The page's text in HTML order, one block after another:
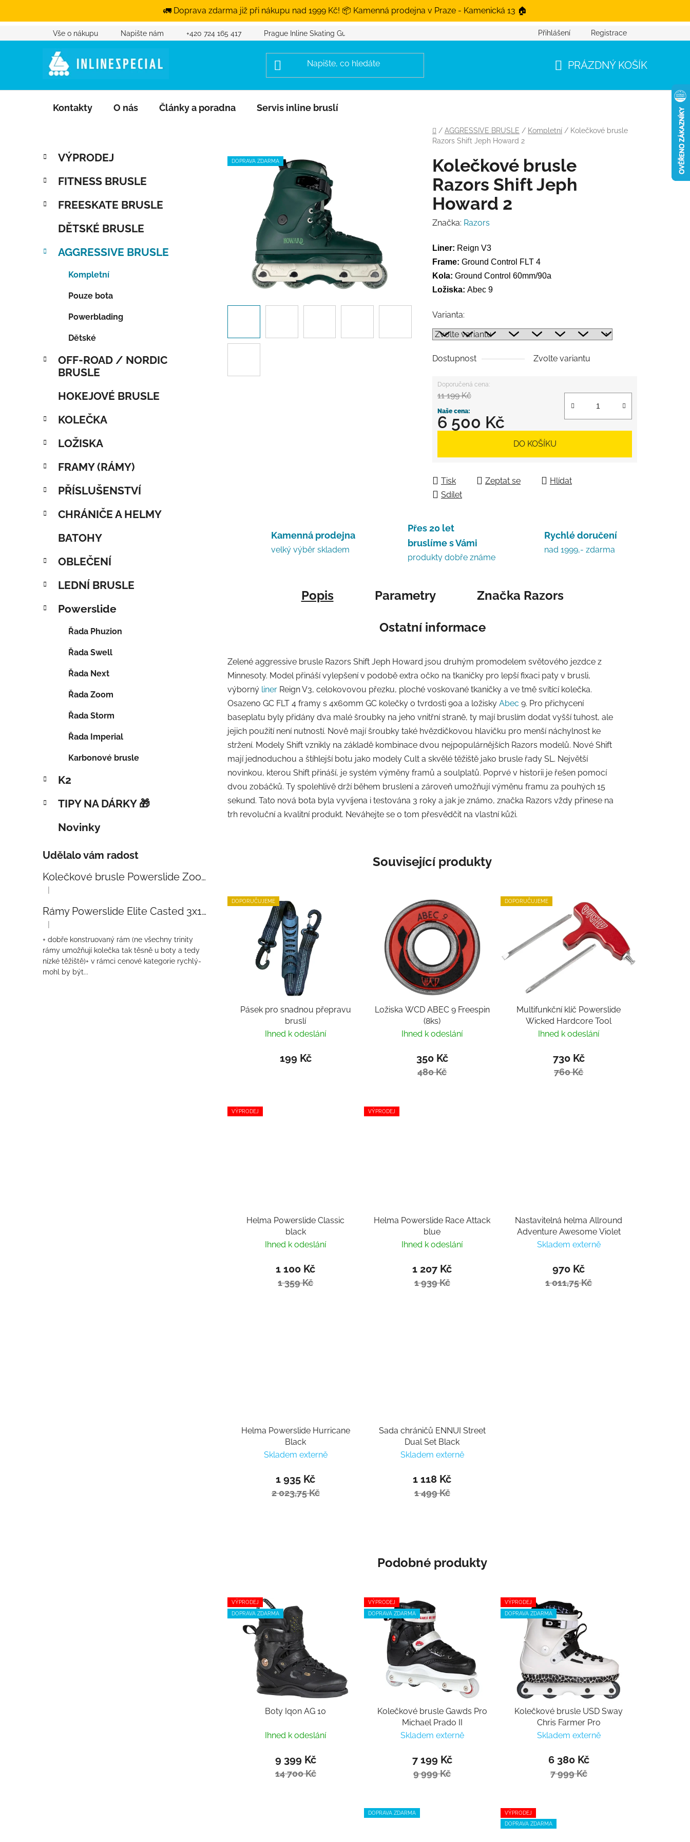
🚛 Doprava zdarma již při nákupu nad 1999 Kč! 📦 Kamenná prodejna v Praze - Kamenická 13 🏠
Přejít na obsahVše o nákupu Napište nám +420 724 165 417 Prague Inline Skating Guide Přihlášení Registrace
PRÁZDNÝ KOŠÍK
Kontakty O nás Články a poradna Servis inline bruslí
Domů
/ AGGRESSIVE BRUSLE / Kompletní / Kolečkové brusle
Razors Shift Jeph Howard 2
Postranní panel
Přeskočit kategorie
Kategorie
VÝPRODEJ
FITNESS BRUSLE
FREESKATE BRUSLE
DĚTSKÉ BRUSLE
AGGRESSIVE BRUSLE
Kompletní
Pouze bota
Powerblading
Dětské
OFF-ROAD / NORDIC
BRUSLE
HOKEJOVÉ BRUSLE
KOLEČKA
LOŽISKA
FRAMY (RÁMY)
PŘÍSLUŠENSTVÍ
CHRÁNIČE A HELMY
BATOHY
OBLEČENÍ
LEDNÍ BRUSLE
Powerslide
Řada Phuzion
Řada Swell
Řada Next
Řada Zoom
Řada Storm
Řada Imperial
Karbonové brusle
K2
TIPY NA DÁRKY 🎁
Novinky
Udělalo vám radost
Kolečkové brusle Powerslide Zoom Baby Blue 80
Hodnocení produktu je 5 z 5 hvězdiček.
|
Rámy Powerslide Elite Casted 3x110 Trinity 270mm
Hodnocení produktu je 4 z 5 hvězdiček.
|
+ dobře konstruovaný rám (ne všechny trinity
rámy umožňují kolečka tak těsně u boty a tedy
nízké těžiště)+ v rámci cenové kategorie rychlý-
mohl by být...
Kolečkové brusle
Razors Shift Jeph
Howard 2
Značka: Razors
Liner: Reign V3
Frame: Ground Control FLT 4
Kola: Ground Control 60mm/90a
Ložiska: Abec 9
Varianta:
Dostupnost Zvolte variantu
11 199 Kč
6 500 Kč
DO KOŠÍKU
Tisk Zeptat se
Hlídat
Sdílet
DOPRAVA ZDARMA
Kamenná prodejna
velký výběr skladem
Přes 20 let
bruslíme s Vámi
produkty dobře známe
Rychlé doručení
nad 1999,- zdarma
Popis Parametry Značka Razors
Ostatní informace
Zelené aggressive brusle Razors Shift Jeph Howard jsou druhým promodelem světového jezdce z
Minnesoty. Model přináší vylepšení v podobě extra očko na tkaničky pro lepší fixaci paty v brusli,
výborný liner Reign V3, celokovovou přezku, ploché voskované tkaničky a ve tmě svítící kolečka.
Osazeno GC FLT 4 framy s 4x60mm GC kolečky o tvrdosti 90a a ložisky Abec 9. Pro přichycení
baseplatu byly přidány dva malé šroubky na jeho vnitřní straně, ty mají bruslím dodat vyšší tuhost, ale
jejich použití není nutností. Nově mají šroubky také hvězdičkovou hlavičku pro menší náchylnost ke
stržení. Modely Shift vznikly na základě kombinace dvou nejpopulárnějších Razors modelů. Nové Shift
mají jednoduchou a štíhlejší botu jako modely Cult a skvělé těžiště jako brusle řady SL. Největší
novinkou, kterou Shift přináší, je systém výměny framů a soulplatů. Poprvé v historii je řešen pomocí
dvou zobáčků. Ty spolehlivě drží během bruslení a zároveň umožňují výměnu framu za pouhých 15
sekund. Tato nová bota byla vyvíjena i testována 3 roky a jak je známo, značka Razors vždy přinese na
trh revoluční a kvalitní produkt. Neváhejte se o tom přesvědčit na vlastní kůži.
Související produkty
DOPORUČUJEME
Pásek pro snadnou přepravu
bruslí
Ihned k odeslání
199 Kč
Ložiska WCD ABEC 9 Freespin
(8ks)
Ihned k odeslání
350 Kč
480 Kč
DOPORUČUJEME
Multifunkční klíč Powerslide
Wicked Hardcore Tool
Ihned k odeslání
730 Kč
760 Kč
VÝPRODEJ
Helma Powerslide Classic
black
Ihned k odeslání
1 100 Kč
1 359 Kč
VÝPRODEJ
Helma Powerslide Race Attack
blue
Ihned k odeslání
1 207 Kč
1 939 Kč
Nastavitelná helma Allround
Adventure Awesome Violet
Skladem externě
970 Kč
1 011,75 Kč
Helma Powerslide Hurricane
Black
Skladem externě
1 935 Kč
2 023,75 Kč
Sada chráničů ENNUI Street
Dual Set Black
Skladem externě
1 118 Kč
1 499 Kč
Podobné produkty
VÝPRODEJ
DOPRAVA ZDARMA
Boty Iqon AG 10
Ihned k odeslání
9 399 Kč
14 700 Kč
VÝPRODEJ
DOPRAVA ZDARMA
Kolečkové brusle Gawds Pro
Michael Prado II
Skladem externě
7 199 Kč
9 999 Kč
VÝPRODEJ
DOPRAVA ZDARMA
Kolečkové brusle USD Sway
Chris Farmer Pro
Skladem externě
6 380 Kč
7 999 Kč
DOPRAVA ZDARMA
VÝPRODEJ
DOPRAVA ZDARMA